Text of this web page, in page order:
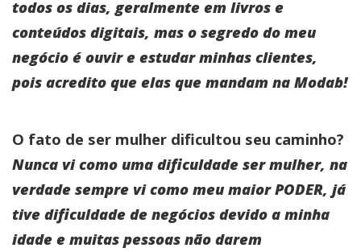
todos os dias, geralmente em livros e
conteúdos digitais, mas o segredo do meu
negócio é ouvir e estudar minhas clientes,
pois acredito que elas que mandam na Modab!
O fato de ser mulher dificultou seu caminho?
Nunca vi como uma dificuldade ser mulher, na
verdade sempre vi como meu maior PODER, já
tive dificuldade de negócios devido a minha
idade e muitas pessoas não darem